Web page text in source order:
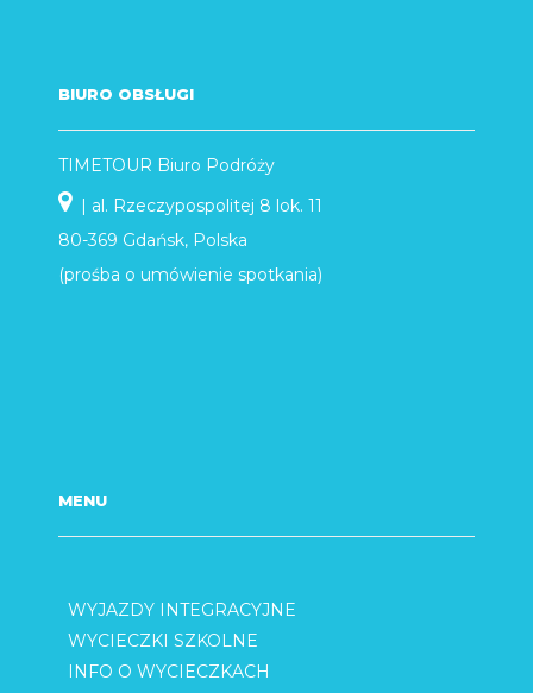
BIURO OBSŁUGI
TIMETOUR Biuro Podróży
| al. Rzeczypospolitej 8 lok. 11
80-369 Gdańsk, Polska
(prośba o umówienie spotkania)
MENU
WYJAZDY INTEGRACYJNE
WYCIECZKI SZKOLNE
INFO O WYCIECZKACH